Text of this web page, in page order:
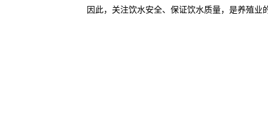
因此，关注饮水安全、保证饮水质量，是养殖业